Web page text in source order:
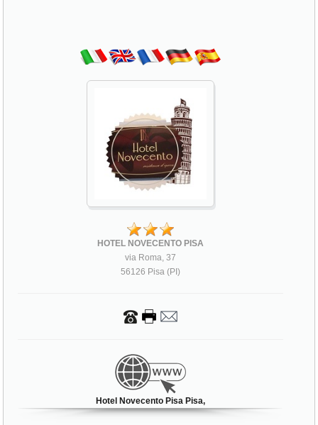
HOTEL NOVECENTO PISA
via Roma, 37
56126 Pisa (PI)
Hotel Novecento Pisa Pisa,